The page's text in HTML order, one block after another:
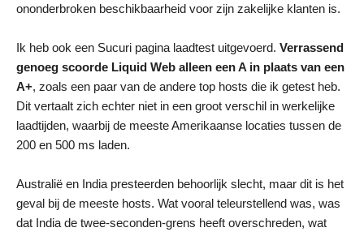
ononderbroken beschikbaarheid voor zijn zakelijke klanten is.
Ik heb ook een Sucuri pagina laadtest uitgevoerd. Verrassend
genoeg scoorde Liquid Web alleen een A in plaats van een
A+, zoals een paar van de andere top hosts die ik getest heb.
Dit vertaalt zich echter niet in een groot verschil in werkelijke
laadtijden, waarbij de meeste Amerikaanse locaties tussen de
200 en 500 ms laden.
Australië en India presteerden behoorlijk slecht, maar dit is het
geval bij de meeste hosts. Wat vooral teleurstellend was, was
dat India de twee-seconden-grens heeft overschreden, wat